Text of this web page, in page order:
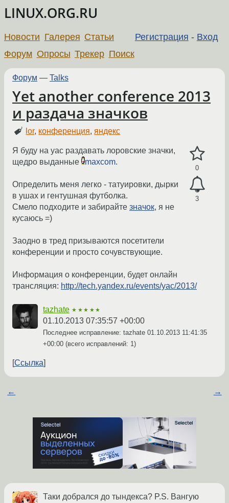
LINUX.ORG.RU
Регистрация - Вход
Новости Галерея Статьи
Форум Опросы Трекер Поиск
Форум — Talks
Yet another conference 2013
и раздача значков
lor, конференция,яндекс
0
3
Я буду на yac раздавать лоровские значки,
щедро выданные
maxcom.
Определить меня легко - татуировки, дырки
в ушах и гентушная футболка.
Смело подходите и забирайте значок, я не
кусаюсь =)
Заодно в тред призываются посетители
конференции и просто сочувствующие.
Информация о конференции, будет онлайн
трансляция: http://tech.yandex.ru/events/yac/2013/
tazhate ★★★★★
01.10.2013 07:35:57 +00:00
Последнее исправление: tazhate 01.10.2013 11:41:35
+00:00 (всего исправлений: 1)
Ссылка
← →
Таки добрался до тындекса? P.S. Вангую